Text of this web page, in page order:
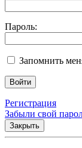
Пароль:
Запомнить
Регистрация
Забыли свой
Закрыть